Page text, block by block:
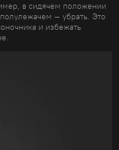
в сидячем положении
— убрать. Это
и избежать